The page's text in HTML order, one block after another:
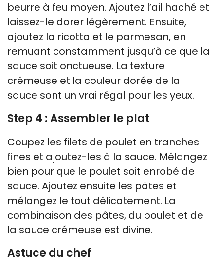
beurre à feu moyen. Ajoutez l’ail haché et
laissez-le dorer légèrement. Ensuite,
ajoutez la ricotta et le parmesan, en
remuant constamment jusqu’à ce que la
sauce soit onctueuse. La texture
crémeuse et la couleur dorée de la
sauce sont un vrai régal pour les yeux.
Step 4 : Assembler le plat
Coupez les filets de poulet en tranches
fines et ajoutez-les à la sauce. Mélangez
bien pour que le poulet soit enrobé de
sauce. Ajoutez ensuite les pâtes et
mélangez le tout délicatement. La
combinaison des pâtes, du poulet et de
la sauce crémeuse est divine.
Astuce du chef